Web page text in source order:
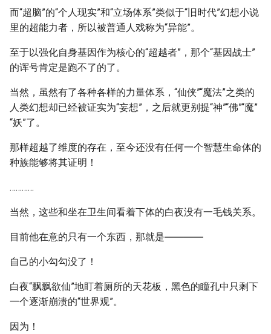
而“超脑”的“个人现实”和“立场体系”类似于“旧时代”幻想小说
里的超能力者，所以被普通人戏称为“异能”。
至于以强化自身基因作为核心的“超越者”，那个“基因战士”
的诨号肯定是跑不了的了。
当然，虽然有了各种各样的力量体系，“仙侠”“魔法”之类的
人类幻想却已经被证实为“妄想”，之后就更别提“神”“佛”“魔”
“妖”了。
那样超越了维度的存在，至今还没有任何一个智慧生命体的
种族能够将其证明！
…………
当然，这些和坐在卫生间看着下体的白夜没有一毛钱关系。
目前他在意的只有一个东西，那就是――――
自己的小勾勾没了！
白夜“飘飘欲仙”地盯着厕所的天花板，黑色的瞳孔中只剩下
一个逐渐崩溃的“世界观”。
因为！